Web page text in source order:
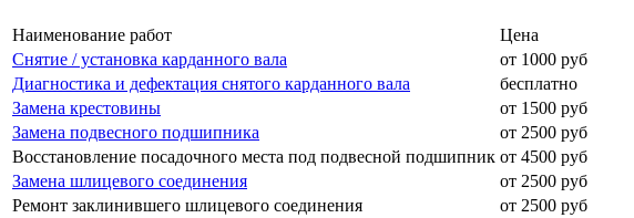
Наименование работ
Цена
Снятие / установка карданного вала
от 1000 руб
Диагностика и дефектация снятого карданного вала
бесплатно
Замена крестовины
от 1500 руб
Замена подвесного подшипника
от 2500 руб
Восстановление посадочного места под подвесной подшипник от 4500 руб
Замена шлицевого соединения
от 2500 руб
Ремонт заклинившего шлицевого соединения
от 2500 руб